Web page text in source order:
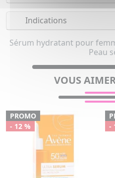
Indications
Sérum hydratant pour
Peau
VOUS
PROMO
- 12 %
-